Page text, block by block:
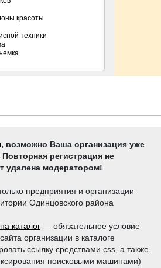
, возможно Ваша организация уже
Повторная регистрация не
удалена модератором!
предприятия и организации
Одинцовского района
каталог— обязательное условие
организации в каталоге
ссылку средствами css, a также
поисковыми машинами)